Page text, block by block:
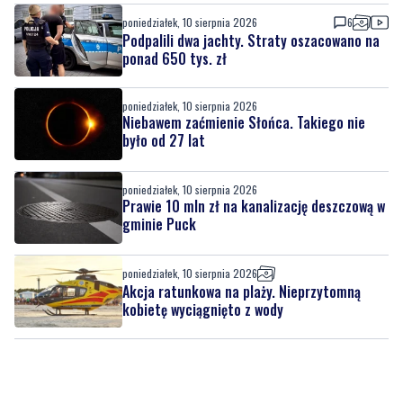
poniedziałek, 10 sierpnia 2026 6
Podpalili dwa jachty. Straty oszacowano na
ponad 650 tys. zł
poniedziałek, 10 sierpnia 2026
Niebawem zaćmienie Słońca. Takiego nie
było od 27 lat
poniedziałek, 10 sierpnia 2026
Prawie 10 mln zł na kanalizację deszczową w
gminie Puck
poniedziałek, 10 sierpnia 2026
Akcja ratunkowa na plaży. Nieprzytomną
kobietę wyciągnięto z wody